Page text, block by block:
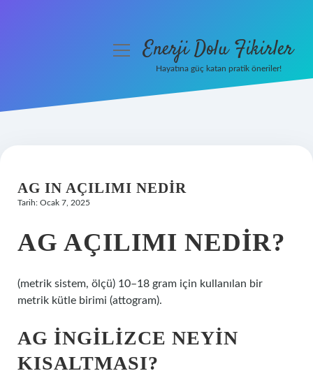
Hakkımızda
menüyüEnerji Dolu Fikirler
Hayatına güç katan pratik öneriler!
AG IN AÇILIMI NEDIR
Tarih: Ocak 7, 2025
AG AÇILIMI NEDIR?
(metrik sistem, ölçü) 10–18 gram için kullanılan bir
metrik kütle birimi (attogram).
AG INGILIZCE NEYIN
KISALTMASI?